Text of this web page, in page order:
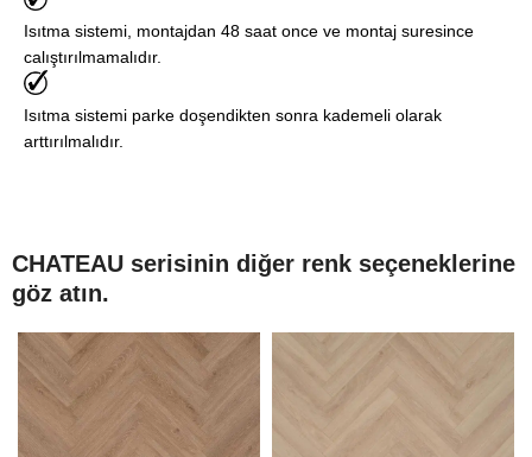
Isıtma sistemi, montajdan 48 saat once ve montaj suresince
calıştırılmamalıdır.
Isıtma sistemi parke doşendikten sonra kademeli olarak
arttırılmalıdır.
CHATEAU serisinin diğer renk seçeneklerine
göz atın.